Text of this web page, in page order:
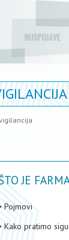
JE
Pojmovi
Kako pratimo